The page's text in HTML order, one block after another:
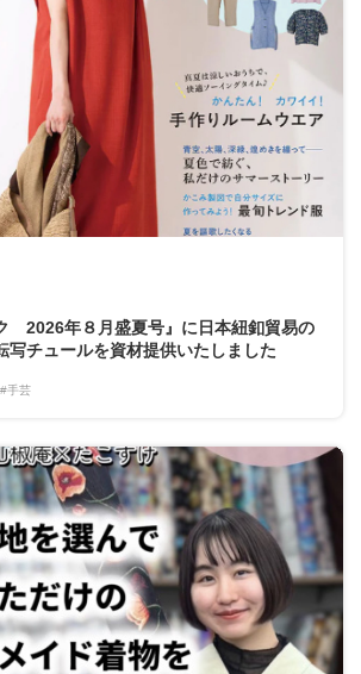
2026年８月盛夏号』に日本紐釦貿易の
写チュールを資材提供いたしました
#手芸